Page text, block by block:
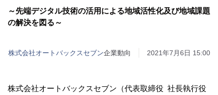
～先端デジタル技術の活用による地域活性化及び地域課題
の解決を図る～
株式会社オートバックスセブン企業動向 2021年7月6日 15:00
株式会社オートバックスセブン（代表取締役 社長執行役